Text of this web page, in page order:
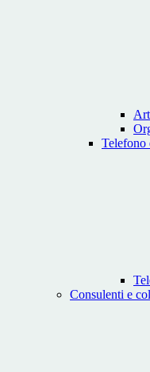
Telefono
Consulenti e